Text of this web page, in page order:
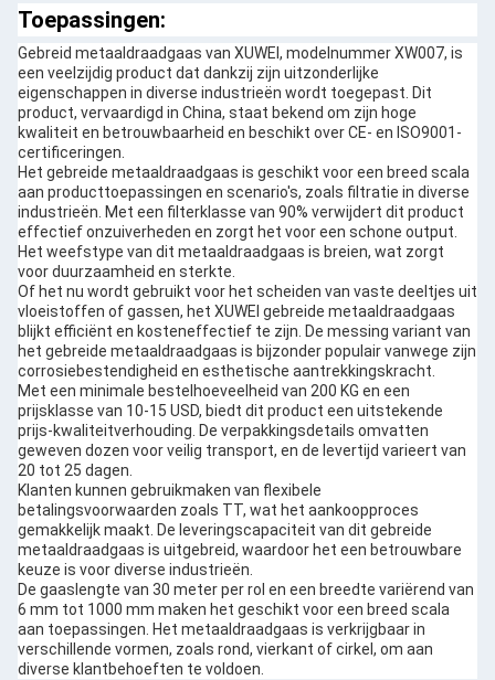
Toepassingen:
Gebreid metaaldraadgaas van XUWEI, modelnummer XW007, is
een veelzijdig product dat dankzij zijn uitzonderlijke
eigenschappen in diverse industrieën wordt toegepast. Dit
product, vervaardigd in China, staat bekend om zijn hoge
kwaliteit en betrouwbaarheid en beschikt over CE- en ISO9001-
certificeringen.
Het gebreide metaaldraadgaas is geschikt voor een breed scala
aan producttoepassingen en scenario's, zoals filtratie in diverse
industrieën. Met een filterklasse van 90% verwijdert dit product
effectief onzuiverheden en zorgt het voor een schone output.
Het weefstype van dit metaaldraadgaas is breien, wat zorgt
voor duurzaamheid en sterkte.
Of het nu wordt gebruikt voor het scheiden van vaste deeltjes uit
vloeistoffen of gassen, het XUWEI gebreide metaaldraadgaas
blijkt efficiënt en kosteneffectief te zijn. De messing variant van
het gebreide metaaldraadgaas is bijzonder populair vanwege zijn
corrosiebestendigheid en esthetische aantrekkingskracht.
Met een minimale bestelhoeveelheid van 200 KG en een
prijsklasse van 10-15 USD, biedt dit product een uitstekende
prijs-kwaliteitverhouding. De verpakkingsdetails omvatten
geweven dozen voor veilig transport, en de levertijd varieert van
20 tot 25 dagen.
Klanten kunnen gebruikmaken van flexibele
betalingsvoorwaarden zoals TT, wat het aankoopproces
gemakkelijk maakt. De leveringscapaciteit van dit gebreide
metaaldraadgaas is uitgebreid, waardoor het een betrouwbare
keuze is voor diverse industrieën.
De gaaslengte van 30 meter per rol en een breedte variërend van
6 mm tot 1000 mm maken het geschikt voor een breed scala
aan toepassingen. Het metaaldraadgaas is verkrijgbaar in
verschillende vormen, zoals rond, vierkant of cirkel, om aan
diverse klantbehoeften te voldoen.